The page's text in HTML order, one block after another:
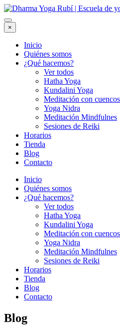
×
Inicio
Quiénes somos
¿Qué hacemos?
Ver todos
Hatha Yoga
Kundalini Yoga
Meditación con cuencos
Yoga Nidra
Meditación Mindfulnes
Sesiones de Reiki
Horarios
Tienda
Blog
Contacto
Inicio
Quiénes somos
¿Qué hacemos?
Ver todos
Hatha Yoga
Kundalini Yoga
Meditación con cuencos
Yoga Nidra
Meditación Mindfulnes
Sesiones de Reiki
Horarios
Tienda
Blog
Contacto
Blog